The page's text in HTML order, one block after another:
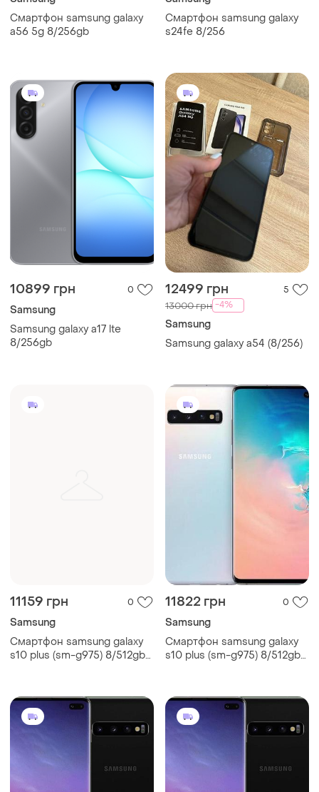
Смартфон samsung galaxy
a56 5g 8/256gb
Смартфон samsung galaxy
s24fe 8/256
10899 грн 0
Samsung
Samsung galaxy a17 lte
8/256gb
12499 грн 5
13000 грн -4%
Samsung
Samsung galaxy a54 (8/256)
11159 грн 0
Samsung
Смартфон samsung galaxy
s10 plus (sm-g975) 8/512gb
11822 грн 0
Samsung
Смартфон samsung galaxy
s10 plus (sm-g975) 8/512gb